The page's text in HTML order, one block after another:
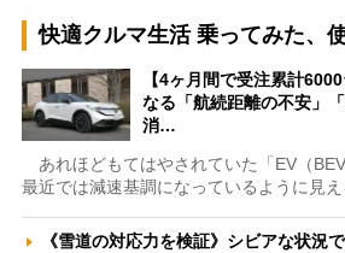
快適クルマ生活 乗ってみた、
【4ヶ月間で受注累計
なる「航続距離の不安」
消…
あれほどもてはやされていた「EV（BEV
最近では減速基調になっているように見
《雪道の対応力を検証》シビアな状況